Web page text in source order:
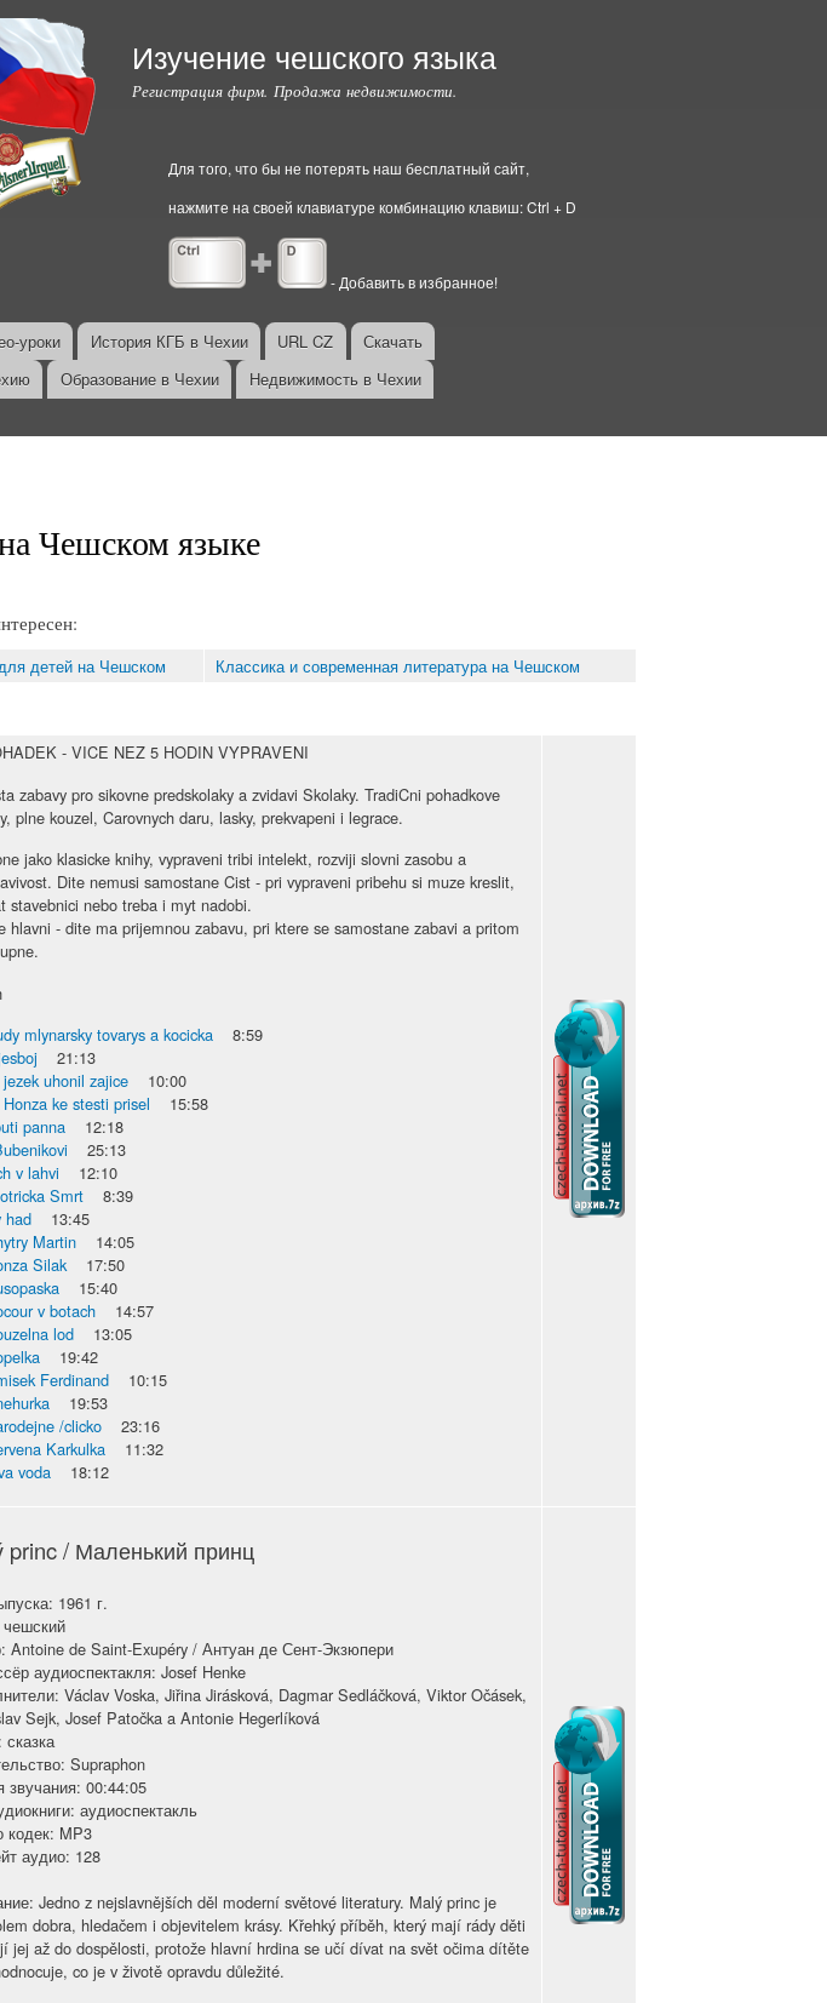
Изучение чешского языка
Регистрация фирм. Продажа недвижимости.
Для того, что бы не потерять наш бесплатный сайт,
нажмите на своей клавиатуре комбинацию клавиш: Ctrl + D
- Добавить в избранное!
уроки История КГБ в Чехии URL CZ
Скачать
Образование в Чехии
Недвижимость в Чехии
Чешском языке
детей на Чешском Классика и современная литература на Чешском
- VICE NEZ 5 HODIN VYPRAVENI
zabavy pro sikovne predskolaky a zvidavi Skolaky. TradiCni pohadkove
plne kouzel, Carovnych daru, lasky, prekvapeni i legrace.
jako klasicke knihy, vypraveni tribi intelekt, rozviji slovni zasobu a
Dite nemusi samostane Cist - pri vypraveni pribehu si muze kreslit,
stavebnici nebo treba i myt nadobi.
hlavni - dite ma prijemnou zabavu, pri ktere se samostane zabavi a pritom
mlynarsky tovarys a kocicka 8:59
21:13
uhonil zajice 10:00
ke stesti prisel 15:58
panna 12:18
25:13
v lahvi 12:10
Smrt 8:39
had 13:45
Martin 14:05
Silak17:50
15:40
v botach 14:57
lod 13:05
19:42
Ferdinand 10:15
19:53
/clicko 23:16
Karkulka 11:32
voda 18:12
princ / Маленький принц
1961 г.
Antoine de Saint-Exupéry / Антуан де Сент-Экзюпери
аудиоспектакля: Josef Henke
Václav Voska, Jiřina Jirásková, Dagmar Sedláčková, Viktor Očásek,
Sejk, Josef Patočka a Antonie Hegerlíková
Supraphon
звучания: 00:44:05
аудиоспектакль
кодек: MP3
аудио: 128
Jedno z nejslavnějších děl moderní světové literatury. Malý princ je
dobra, hledačem i objevitelem krásy. Křehký příběh, který mají rády děti
jej až do dospělosti, protože hlavní hrdina se učí dívat na svět očima dítěte
co je v životě opravdu důležité.